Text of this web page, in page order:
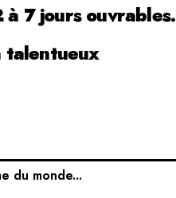
à 7 jours ouvrables.
talentueux